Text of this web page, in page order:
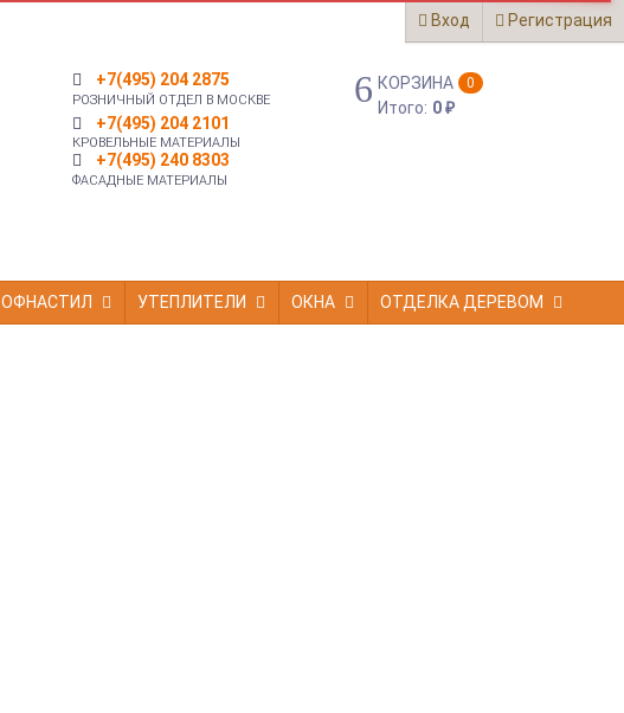
Вход Регистрация
+7(495) 204 2875
РОЗНИЧНЫЙ ОТДЕЛ В МОСКВЕ
+7(495) 204 2101
КРОВЕЛЬНЫЕ МАТЕРИАЛЫ
+7(495) 240 8303
ФАСАДНЫЕ МАТЕРИАЛЫ
КОРЗИНА 0
Итого: 0₽
УТЕПЛИТЕЛИ ОКНА ОТДЕЛКА ДЕРЕВОМ